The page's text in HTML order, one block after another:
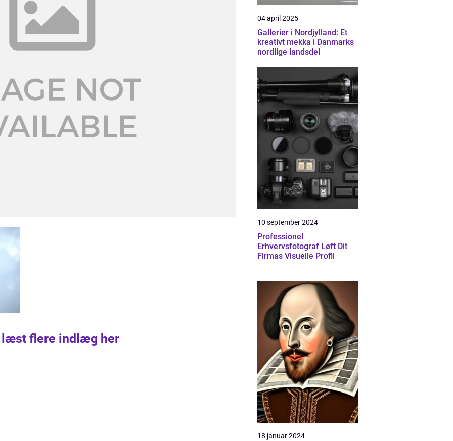
læst flere indlæg her
04 april 2025
Gallerier i Nordjylland: Et
kreativt mekka i Danmarks
nordlige landsdel
10 september 2024
Professionel
Erhvervsfotograf Løft Dit
Firmas Visuelle Profil
18 januar 2024